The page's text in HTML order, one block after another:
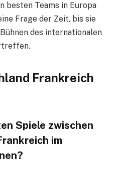
besten Teams in Europa
Frage der Zeit, bis sie
des internationalen
Frankreich
Spiele zwischen
im